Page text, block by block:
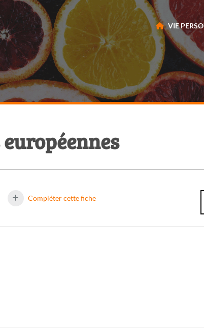
VIE PERSO
Compléter cette fiche